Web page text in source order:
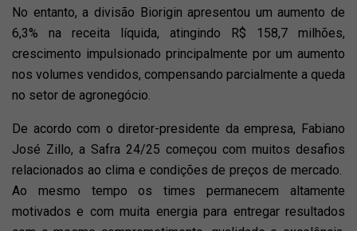
No entanto, a divisão Biorigin apresentou um aumento de
6,3% na receita líquida, atingindo R$ 158,7 milhões,
crescimento impulsionado principalmente por um aumento
nos volumes vendidos, compensando parcialmente a queda
no setor de agronegócio.
De acordo com o diretor-presidente da empresa, Fabiano
José Zillo, a Safra 24/25 começou com muitos desafios
relacionados ao clima e condições de preços de mercado.
Ao mesmo tempo os times permanecem altamente
motivados e com muita energia para entregar resultados